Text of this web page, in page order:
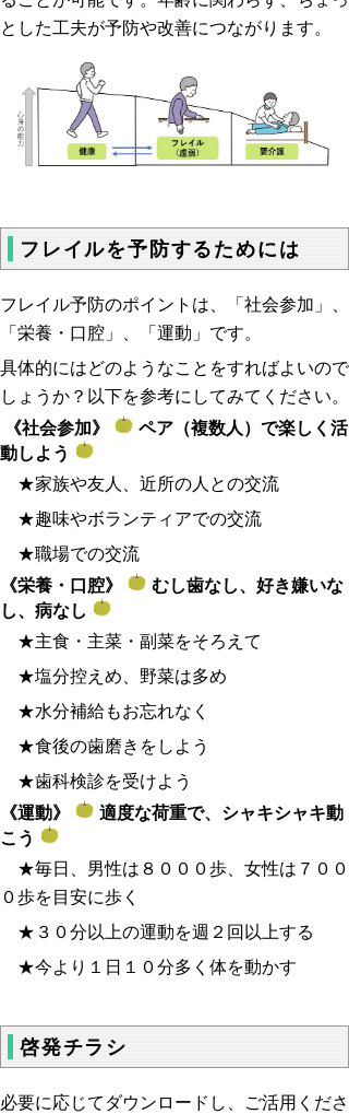
とした工夫が予防や改善につながります。
フレイルを予防するためには
フレイル予防のポイントは、「社会参加」、
「栄養・口腔」、「運動」です。
具体的にはどのようなことをすればよいので
しょうか？以下を参考にしてみてください。
《社会参加》
ペア（複数人）で楽しく活
動しよう
★家族や友人、近所の人との交流
★趣味やボランティアでの交流
★職場での交流
《栄養・口腔》
むし歯なし、好き嫌いな
し、病なし
★主食・主菜・副菜をそろえて
★塩分控えめ、野菜は多め
★水分補給もお忘れなく
★食後の歯磨きをしよう
★歯科検診を受けよう
《運動》
適度な荷重で、 シャキシャキ動
こう
★毎日、男性は８０００歩、女性は７００
０歩を目安に歩く
★３０分以上の運動を週２回以上する
★今より１日１０分多く体を動かす
啓発チラシ
必要に応じてダウンロードし、ご活用くださ